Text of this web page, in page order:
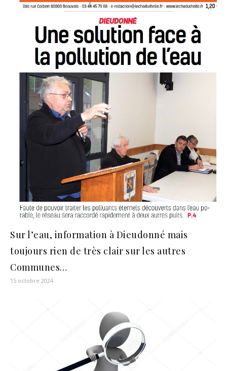
Sur l’eau, information à Dieudonné mais
toujours rien de très clair sur les autres
Communes…
15 octobre 2024